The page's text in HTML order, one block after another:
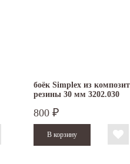
боёк Simplex из
резины 30 мм 3202.030
800 ₽